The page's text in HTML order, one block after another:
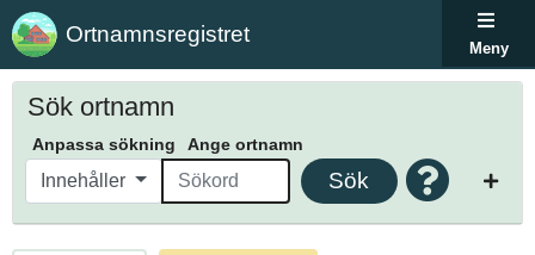
Ortnamnsregistret
Meny
Sök ortnamn
Anpassa sökning Ange ortnamn
Innehåller Sök